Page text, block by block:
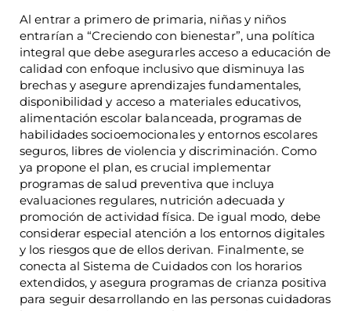
Al entrar a primero de primaria, niñas y niños
entrarían a “Creciendo con bienestar”, una política
integral que debe asegurarles acceso a educación de
calidad con enfoque inclusivo que disminuya las
brechas y asegure aprendizajes fundamentales,
disponibilidad y acceso a materiales educativos,
alimentación escolar balanceada, programas de
habilidades socioemocionales y entornos escolares
seguros, libres de violencia y discriminación. Como
ya propone el plan, es crucial implementar
programas de salud preventiva que incluya
evaluaciones regulares, nutrición adecuada y
promoción de actividad física. De igual modo, debe
considerar especial atención a los entornos digitales
y los riesgos que de ellos derivan. Finalmente, se
conecta al Sistema de Cuidados con los horarios
extendidos, y asegura programas de crianza positiva
para seguir desarrollando en las personas cuidadoras